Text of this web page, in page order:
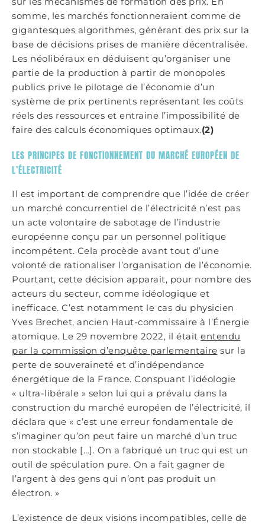
somme, les marchés fonctionneraient comme de
gigantesques algorithmes, générant des prix sur la
base de décisions prises de manière décentralisée.
Les néolibéraux en déduisent qu’organiser une
partie de la production à partir de monopoles
publics prive le pilotage de l’économie d’un
système de prix pertinents représentant les coûts
réels des ressources et entraine l’impossibilité de
faire des calculs économiques optimaux.(2)
LES PRINCIPES DE FONCTIONNEMENT DU MARCHÉ EUROPÉEN DE
L’ÉLECTRICITÉ
Il est important de comprendre que l’idée de créer
un marché concurrentiel de l’électricité n’est pas
un acte volontaire de sabotage de l’industrie
européenne conçu par un personnel politique
incompétent. Cela procède avant tout d’une
volonté de rationaliser l’organisation de l’économie.
Pourtant, cette décision apparait, pour nombre des
acteurs du secteur, comme idéologique et
inefficace. C’est notamment le cas du physicien
Yves Brechet, ancien Haut-commissaire à l’Énergie
atomique. Le 29 novembre 2022, il était entendu
par la commission d’enquête parlementaire sur la
perte de souveraineté et d’indépendance
énergétique de la France. Conspuant l’idéologie
« ultra-libérale » selon lui qui a prévalu dans la
construction du marché européen de l’électricité, il
déclara que « c’est une erreur fondamentale de
s’imaginer qu’on peut faire un marché d’un truc
non stockable […]. On a fabriqué un truc qui est un
outil de spéculation pure. On a fait gagner de
l’argent à des gens qui n’ont pas produit un
électron. »
L’existence de deux visions incompatibles, celle de